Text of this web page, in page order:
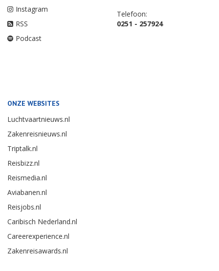
Instagram
RSS
Podcast
Telefoon:
0251 - 257924
ONZE WEBSITES
Luchtvaartnieuws.nl
Zakenreisnieuws.nl
Triptalk.nl
Reisbizz.nl
Reismedia.nl
Aviabanen.nl
Reisjobs.nl
Caribisch Nederland.nl
Careerexperience.nl
Zakenreisawards.nl